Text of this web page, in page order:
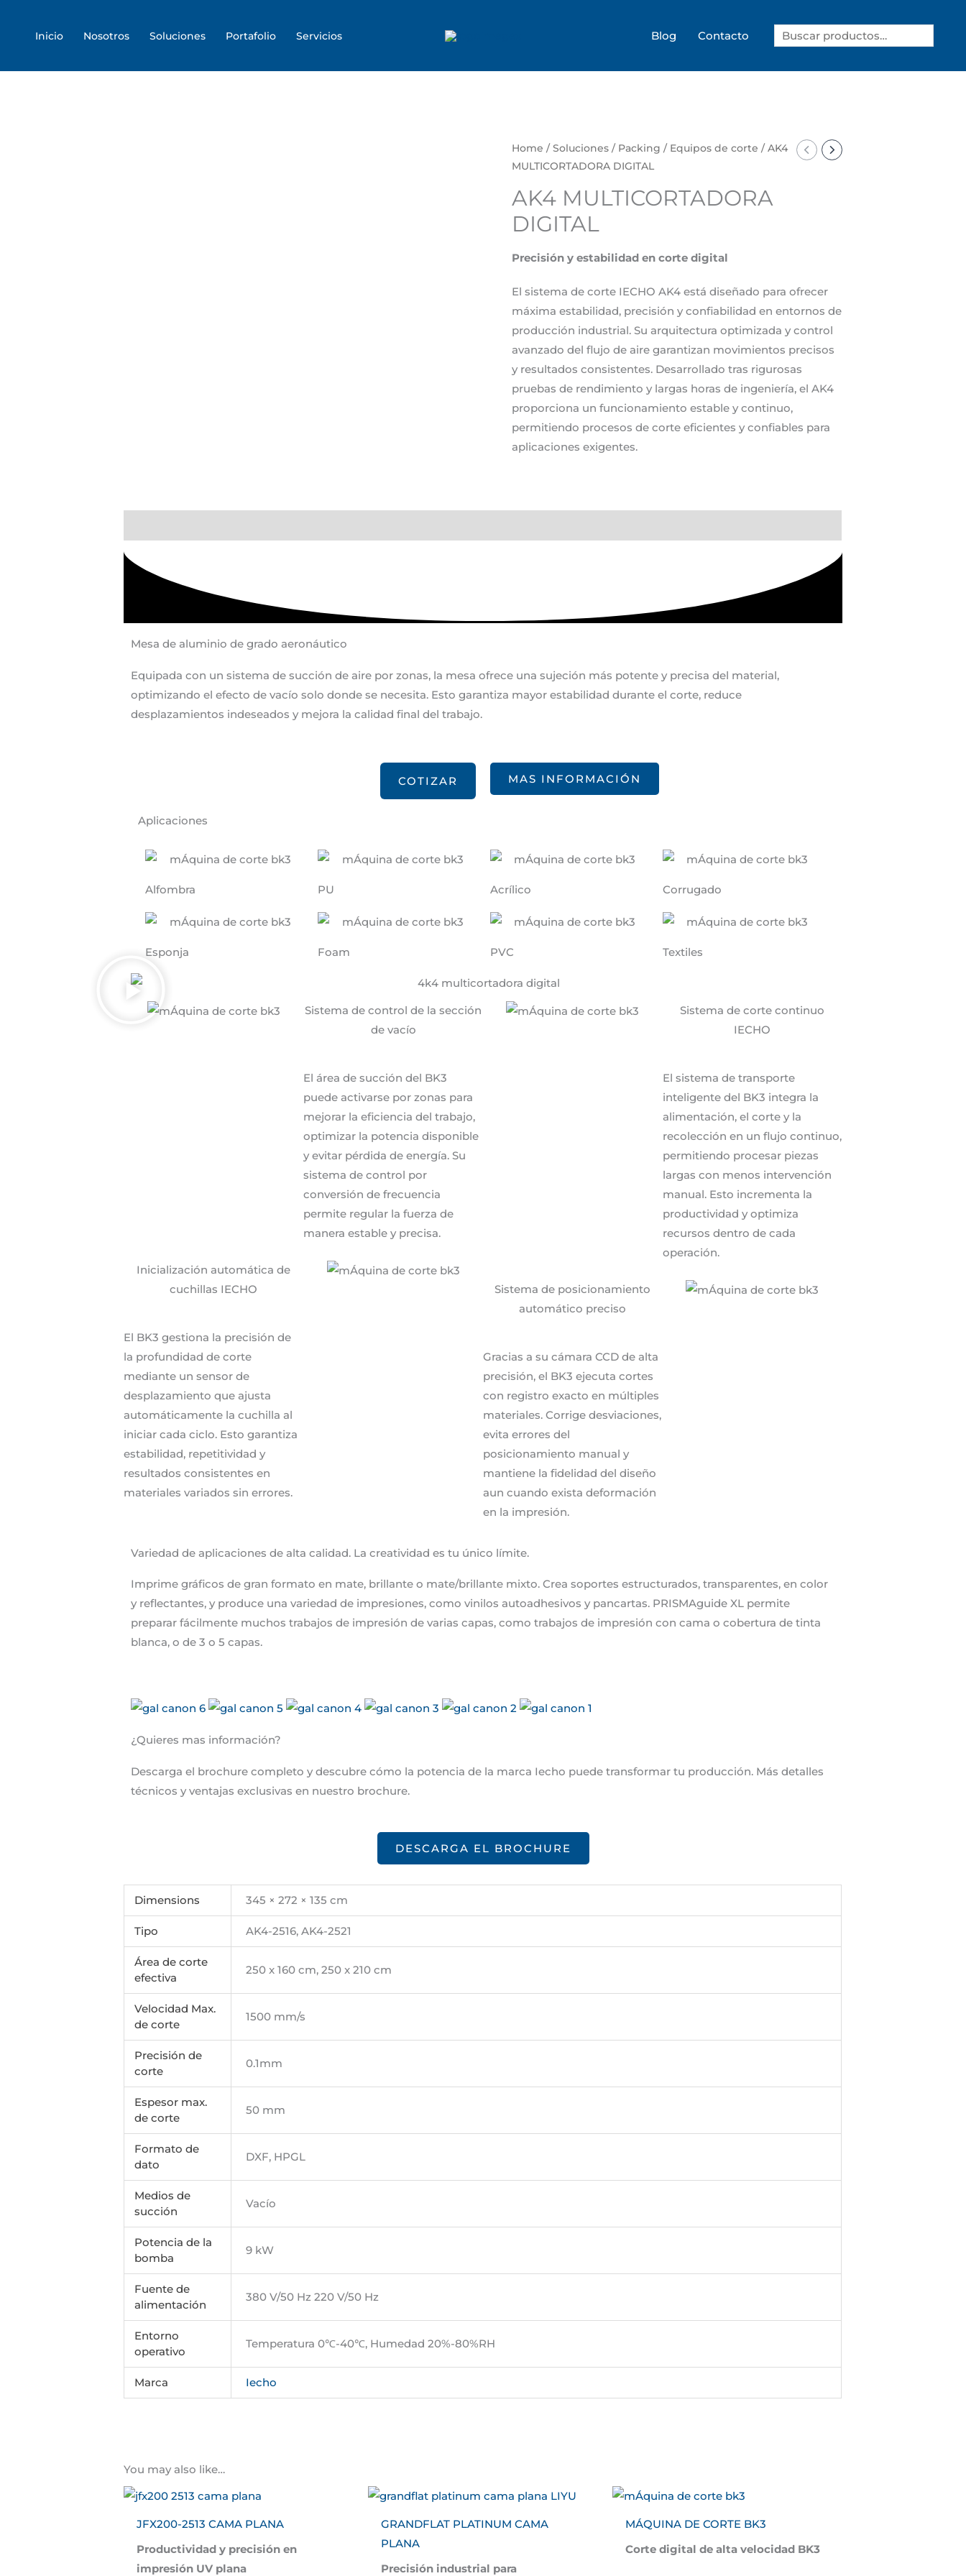
Inicio Nosotros Soluciones Portafolio Servicios Blog Contacto
Home / Soluciones / Packing / Equipos de corte / AK4
MULTICORTADORA DIGITAL
AK4 MULTICORTADORA
DIGITAL
Precisión y estabilidad en corte digital
El sistema de corte IECHO AK4 está diseñado para ofrecer
máxima estabilidad, precisión y confiabilidad en entornos de
producción industrial. Su arquitectura optimizada y control
avanzado del flujo de aire garantizan movimientos precisos
y resultados consistentes. Desarrollado tras rigurosas
pruebas de rendimiento y largas horas de ingeniería, el AK4
proporciona un funcionamiento estable y continuo,
permitiendo procesos de corte eficientes y confiables para
aplicaciones exigentes.
Mesa de aluminio de grado aeronáutico
Equipada con un sistema de succión de aire por zonas, la mesa ofrece una sujeción más potente y precisa del material,
optimizando el efecto de vacío solo donde se necesita. Esto garantiza mayor estabilidad durante el corte, reduce
desplazamientos indeseados y mejora la calidad final del trabajo.
COTIZAR MAS INFORMACIÓN
Aplicaciones
Alfombra PU Acrílico Corrugado
Esponja Foam PVC Textiles
Sistema de control de la sección
de vacío
El área de succión del BK3
puede activarse por zonas para
mejorar la eficiencia del trabajo,
optimizar la potencia disponible
y evitar pérdida de energía. Su
sistema de control por
conversión de frecuencia
permite regular la fuerza de
manera estable y precisa.
Inicialización automática de
cuchillas IECHO
El BK3 gestiona la precisión de
la profundidad de corte
mediante un sensor de
desplazamiento que ajusta
automáticamente la cuchilla al
iniciar cada ciclo. Esto garantiza
estabilidad, repetitividad y
resultados consistentes en
materiales variados sin errores.
Sistema de corte continuo
IECHO
El sistema de transporte
inteligente del BK3 integra la
alimentación, el corte y la
recolección en un flujo continuo,
permitiendo procesar piezas
largas con menos intervención
manual. Esto incrementa la
productividad y optimiza
recursos dentro de cada
operación.
Sistema de posicionamiento
automático preciso
Gracias a su cámara CCD de alta
precisión, el BK3 ejecuta cortes
con registro exacto en múltiples
materiales. Corrige desviaciones,
evita errores del
posicionamiento manual y
mantiene la fidelidad del diseño
aun cuando exista deformación
en la impresión.
Variedad de aplicaciones de alta calidad. La creatividad es tu único límite.
Imprime gráficos de gran formato en mate, brillante o mate/brillante mixto. Crea soportes estructurados, transparentes, en color
y reflectantes, y produce una variedad de impresiones, como vinilos autoadhesivos y pancartas. PRISMAguide XL permite
preparar fácilmente muchos trabajos de impresión de varias capas, como trabajos de impresión con cama o cobertura de tinta
blanca, o de 3 o 5 capas.
¿Quieres mas información?
Descarga el brochure completo y descubre cómo la potencia de la marca Iecho puede transformar tu producción. Más detalles
técnicos y ventajas exclusivas en nuestro brochure.
DESCARGA EL BROCHURE
Dimensions 345 × 272 × 135 cm
Tipo AK4-2516, AK4-2521
Área de corte
efectiva
250 x 160 cm, 250 x 210 cm
Velocidad Max.
de corte
1500 mm/s
Precisión de
corte
0.1mm
Espesor max.
de corte
50 mm
Formato de
dato
DXF, HPGL
Medios de
succión
Vacío
Potencia de la
bomba
9 kW
Fuente de
alimentación
380 V/50 Hz 220 V/50 Hz
Entorno
operativo
Temperatura 0℃-40℃, Humedad 20%-80%RH
Marca Iecho
You may also like…
JFX200-2513 CAMA PLANA
Productividad y precisión en
impresión UV plana
GRANDFLAT PLATINUM CAMA
PLANA
Precisión industrial para
MÁQUINA DE CORTE BK3
Corte digital de alta velocidad BK3